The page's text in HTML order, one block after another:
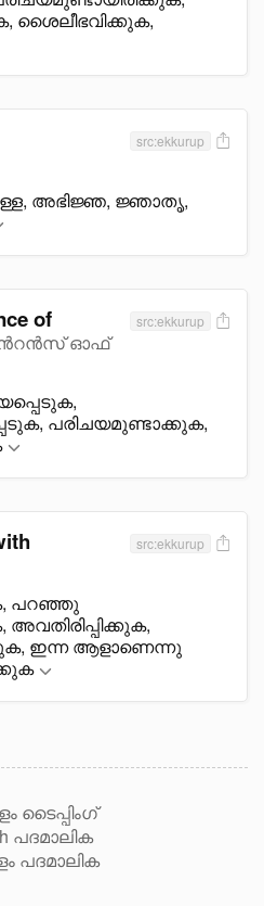
ശെെലീഭവിക്കുക,
src:ekkurup
അഭിജ്ഞ, ജ്ഞാതൃ,
of
ഓഫ്
src:ekkurup
പരിചയമുണ്ടാക്കുക,
src:ekkurup
പറഞ്ഞു
ഇന്ന ആളാണെന്നു
ടൈപ്പിംഗ്
പദമാലിക
പദമാലിക